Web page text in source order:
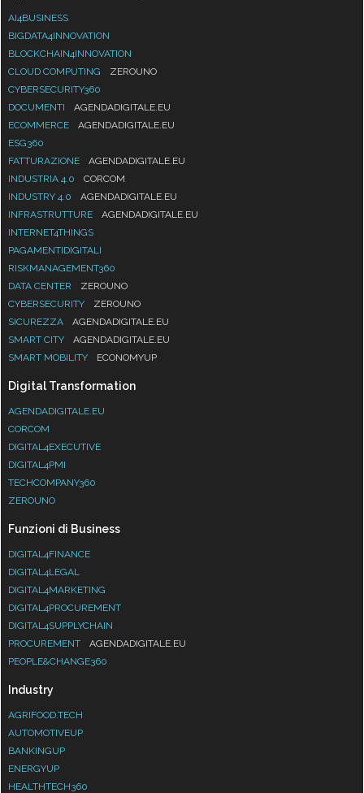
AI4BUSINESS
BIGDATA4INNOVATION
BLOCKCHAIN4INNOVATION
CLOUD COMPUTING
ZEROUNO
CYBERSECURITY360
DOCUMENTI
AGENDADIGITALE.EU
ECOMMERCE
AGENDADIGITALE.EU
ESG360
FATTURAZIONE
AGENDADIGITALE.EU
INDUSTRIA 4.0
CORCOM
INDUSTRY 4.0
AGENDADIGITALE.EU
INFRASTRUTTURE
AGENDADIGITALE.EU
INTERNET4THINGS
PAGAMENTIDIGITALI
RISKMANAGEMENT360
DATA CENTER
ZEROUNO
CYBERSECURITY
ZEROUNO
SICUREZZA
AGENDADIGITALE.EU
SMART CITY
AGENDADIGITALE.EU
SMART MOBILITY
ECONOMYUP
Digital Transformation
AGENDADIGITALE.EU
CORCOM
DIGITAL4EXECUTIVE
DIGITAL4PMI
TECHCOMPANY360
ZEROUNO
Funzioni di Business
DIGITAL4FINANCE
DIGITAL4LEGAL
DIGITAL4MARKETING
DIGITAL4PROCUREMENT
DIGITAL4SUPPLYCHAIN
PROCUREMENT
AGENDADIGITALE.EU
PEOPLE&CHANGE360
Industry
AGRIFOOD.TECH
AUTOMOTIVEUP
BANKINGUP
ENERGYUP
HEALTHTECH360